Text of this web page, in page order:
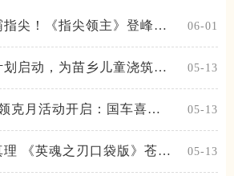
指尖！《指尖领主》登峰测
06-01
启动，为苗乡儿童浇筑梦
05-13
克月活动开启：国车喜迎
05-13
《英魂之刃口袋版》苍天
05-13